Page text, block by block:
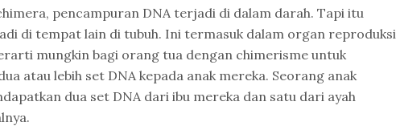
pencampuran DNA terjadi di dalam darah. Tapi itu
di tempat lain di tubuh. Ini termasuk dalam organ reproduksi
mungkin bagi orang tua dengan chimerisme untuk
atau lebih set DNA kepada anak mereka. Seorang anak
dua set DNA dari ibu mereka dan satu dari ayah